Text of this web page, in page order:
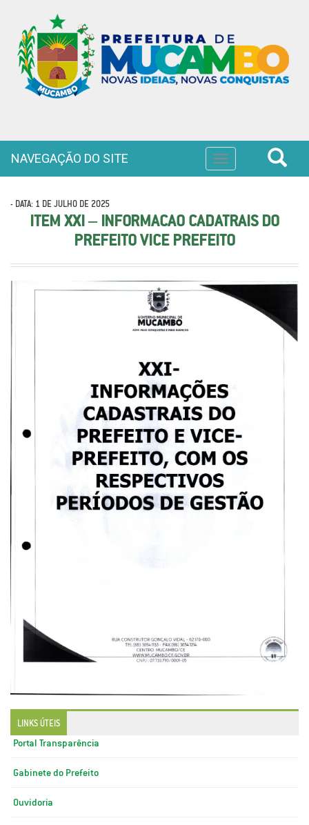
Toggle
navigation
NAVEGAÇÃO DO SITE
- DATA: 1 DE JULHO DE 2025
ITEM XXI – INFORMACAO CADATRAIS DO
PREFEITO VICE PREFEITO
LINKS ÚTEIS
Portal Transparência
Gabinete do Prefeito
Ouvidoria